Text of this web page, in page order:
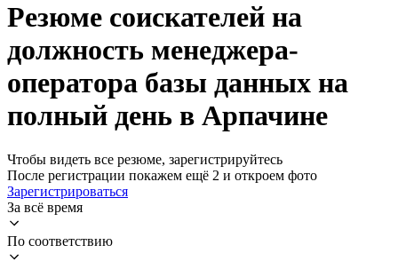
Резюме соискателей на
должность менеджера-
оператора базы данных на
полный день в Арпачине
Чтобы видеть все резюме, зарегистрируйтесь
После регистрации покажем ещё 2 и откроем фото
Зарегистрироваться
За всё время
По соответствию